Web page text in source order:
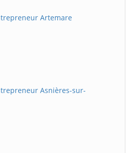
Artemare
Asnières-sur-